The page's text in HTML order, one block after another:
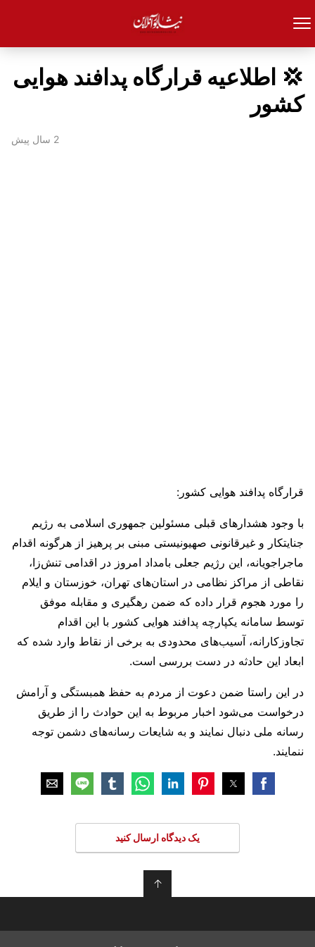
💢 اطلاعیه قرارگاه پدافند هوایی
کشور
2 سال پیش
قرارگاه پدافند هوایی کشور:
با وجود هشدارهای قبلی مسئولین جمهوری اسلامی به رژیم
جنایتکار و غیرقانونی صهیونیستی مبنی بر پرهیز از هرگونه اقدام
ماجراجویانه، این رژیم جعلی بامداد امروز در اقدامی تنش‌زا،
نقاطی از مراکز نظامی در استان‌های تهران، خوزستان و ایلام
را مورد هجوم قرار داده که ضمن رهگیری و مقابله موفق
توسط سامانه یکپارچه پدافند هوایی کشور با این اقدام
تجاوزکارانه، آسیب‌های محدودی به برخی از نقاط وارد شده که
ابعاد این حادثه در دست بررسی است.
در این راستا ضمن دعوت از مردم به حفظ همبستگی و آرامش
درخواست می‌شود اخبار مربوط به این حوادث را از طریق
رسانه ملی دنبال نمایند و به شایعات رسانه‌های دشمن توجه
ننمایند.
یک دیدگاه ارسال کنید
↑